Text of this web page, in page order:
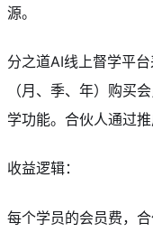
源。
分之道AI线上督学平
（月、季、年）购买
学功能。合伙人通过
收益逻辑：
每个学员的会员费，